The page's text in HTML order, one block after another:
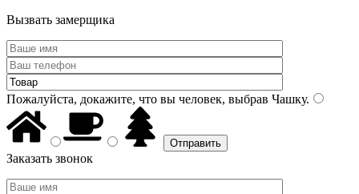
Вызвать замерщика
Пожалуйста, докажите, что вы человек, выбрав Чашку.
Заказать звонок